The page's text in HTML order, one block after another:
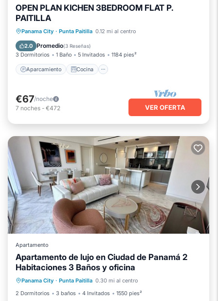
OPEN PLAN KICHEN 3BEDROOM FLAT P.
PAITILLA
Panama City · Punta Paitilla 0.12 mi al centro
2.0 Promedio(3 Reseñas)
3 Dormitorios 1 Baño 5 Invitados 1184 pies²
Aparcamiento Cocina
Aparcamiento
Cocina
Aire acondicionado
€67/noche
7 noches - €472 VER OFERTA
Apartamento
Apartamento de lujo en Ciudad de Panamá 2
Habitaciones 3 Baños y oficina
Panama City · Punta Paitilla 0.30 mi al centro
2 Dormitorios
3 baños 4 Invitados 1550 pies²
Piscina privada
Piscina
Balcón/Terraza
Cocina